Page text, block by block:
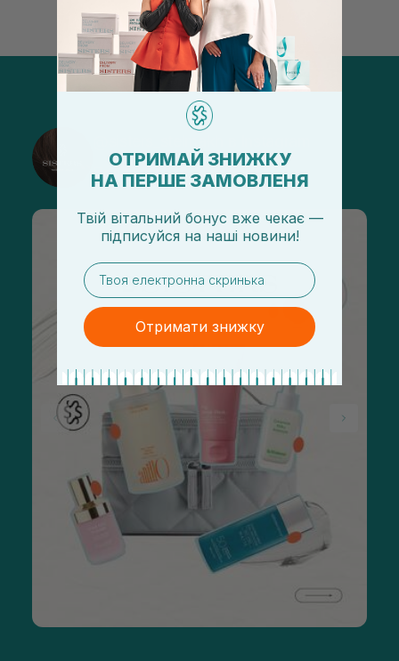
Подписаться
ОТРИМАЙ ЗНИЖКУ
НА ПЕРШЕ ЗАМОВЛЕНЯ
Твій вітальний бонус вже чекає —
підписуйся на наші новини!
email
Отримати знижку